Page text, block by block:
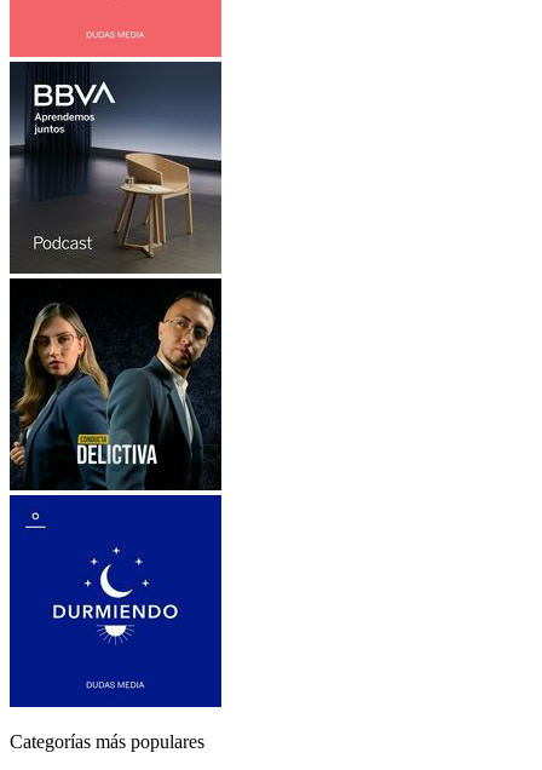
Categorías más populares